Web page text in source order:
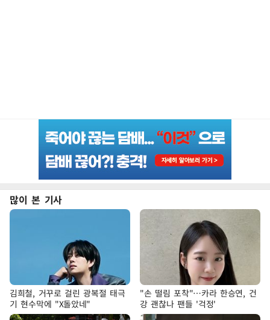
많이 본 기사
김희철, 거꾸로 걸린 광복절 태극
기 현수막에 "X돌았네"
"손 떨림 포착"…카라 한승연, 건
강 괜찮나 팬들 '걱정'